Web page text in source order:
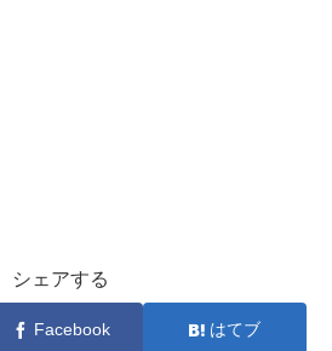
シェアする
Facebook はてブ